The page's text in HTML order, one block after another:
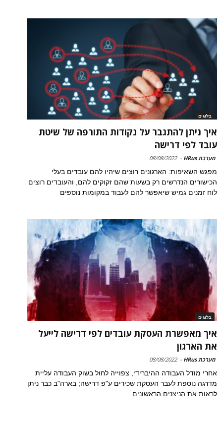
בלוגים
איך ניתן להתגבר על נקודות התורפה של שיטת
עובד לפי דרישה
מערכת HRus -
08/08/2022
מפגש השאיפות: הארגונים רוצים שיהיו להם עובדים בעלי
הכישורים הנדרשים רק בשעות שהם זקוקים להם, והעובדים רוצים
לוח זמנים גמיש שיאפשר להם לעבוד במקומות נוספים
בלוגים
איך מאפשרת העסקת עובדים לפי דרישה לייעל
את הארגון
מערכת HRus -
08/08/2022
אחרי מודל העבודה ההיברידי, צפוייה לחול בשוק העבודה עליית
מדרגה נוספת לעבר העסקת שכירים ע"פ דרישה; בארה"ב כבר ניתן
לראות את הניצנים הראשונים